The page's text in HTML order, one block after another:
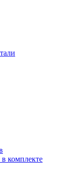
комплекте